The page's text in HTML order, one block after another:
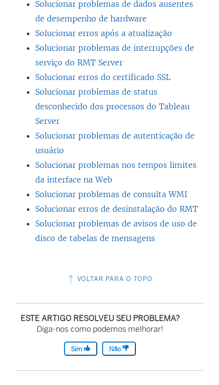
a
b
r
e
m
n
o
a
a
e
l
a
)
Solucionar problemas de dados ausentes
de desempenho de hardware
Solucionar erros após a atualização
Solucionar problemas de interrupções de
serviço do RMT Server
Solucionar erros do certificado SSL
Solucionar problemas de status
desconhecido dos processos do Tableau
Server
Solucionar problemas de autenticação de
usuário
Solucionar problemas nos tempos limites
da interface na Web
Solucionar problemas de consulta WMI
Solucionar erros de desinstalação do RMT
Solucionar problemas de avisos de uso de
disco de tabelas de mensagens
VOLTAR PARA O TOPO
ESTE ARTIGO RESOLVEU SEU PROBLEMA?
Diga-nos como podemos melhorar!
Sim Não